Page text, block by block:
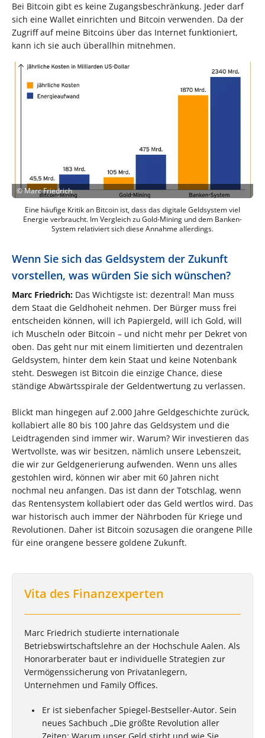
Bei Bitcoin gibt es keine Zugangsbeschränkung. Jeder darf
sich eine Wallet einrichten und Bitcoin verwenden. Da der
Zugriff auf meine Bitcoins über das Internet funktioniert,
kann ich sie auch überallhin mitnehmen.
©Marc Friedrich
Eine häufige Kritik an Bitcoin ist, dass das digitale Geldsystem viel
Energie verbraucht. Im Vergleich zu Gold-Mining und dem Banken-
System relativiert sich diese Annahme allerdings.
Wenn Sie sich das Geldsystem der Zukunft
vorstellen, was würden Sie sich wünschen?
Marc Friedrich: Das Wichtigste ist: dezentral! Man muss
dem Staat die Geldhoheit nehmen. Der Bürger muss frei
entscheiden können, will ich Papiergeld, will ich Gold, will
ich Muscheln oder Bitcoin – und nicht mehr per Dekret von
oben. Das geht nur mit einem limitierten und dezentralen
Geldsystem, hinter dem kein Staat und keine Notenbank
steht. Deswegen ist Bitcoin die einzige Chance, diese
ständige Abwärtsspirale der Geldentwertung zu verlassen.
Blickt man hingegen auf 2.000 Jahre Geldgeschichte zurück,
kollabiert alle 80 bis 100 Jahre das Geldsystem und die
Leidtragenden sind immer wir. Warum? Wir investieren das
Wertvollste, was wir besitzen, nämlich unsere Lebenszeit,
die wir zur Geldgenerierung aufwenden. Wenn uns alles
gestohlen wird, können wir aber mit 60 Jahren nicht
nochmal neu anfangen. Das ist dann der Totschlag, wenn
das Rentensystem kollabiert oder das Geld wertlos wird. Das
war historisch auch immer der Nährboden für Kriege und
Revolutionen. Daher ist Bitcoin sozusagen die orangene Pille
für eine orangene bessere goldene Zukunft.
Vita des Finanzexperten
Marc Friedrich studierte internationale
Betriebswirtschaftslehre an der Hochschule Aalen. Als
Honorarberater baut er individuelle Strategien zur
Vermögenssicherung von Privatanlegern,
Unternehmen und Family Offices.
Er ist siebenfacher Spiegel-Bestseller-Autor. Sein
neues Sachbuch „Die größte Revolution aller
Zeiten: Warum unser Geld stirbt und wie Sie